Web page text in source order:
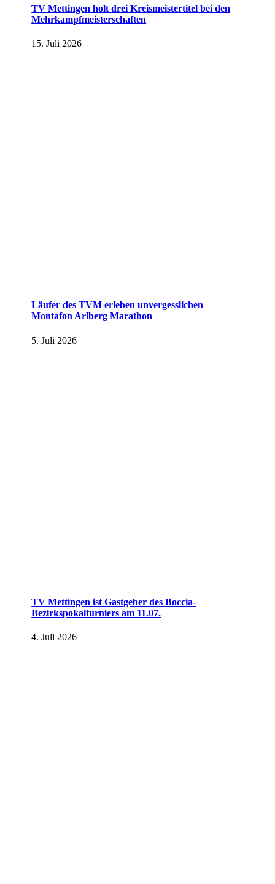
TV Mettingen holt drei Kreismeistertitel bei den
Mehrkampfmeisterschaften
15. Juli 2026
Läufer des TVM erleben unvergesslichen
Montafon Arlberg Marathon
5. Juli 2026
TV Mettingen ist Gastgeber des Boccia-
Bezirkspokalturniers am 11.07.
4. Juli 2026